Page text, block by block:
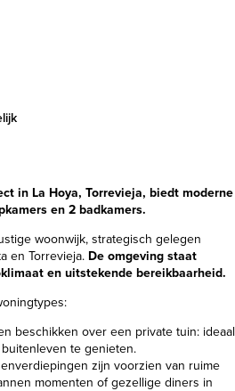
in La Hoya, Torrevieja, biedt moderne
en 2 badkamers.
woonwijk, strategisch gelegen
en Torrevieja. De omgeving staat
en uitstekende bereikbaarheid.
beschikken over een private tuin: ideaal
te genieten.
zijn voorzien van ruime
momenten of gezellige diners in